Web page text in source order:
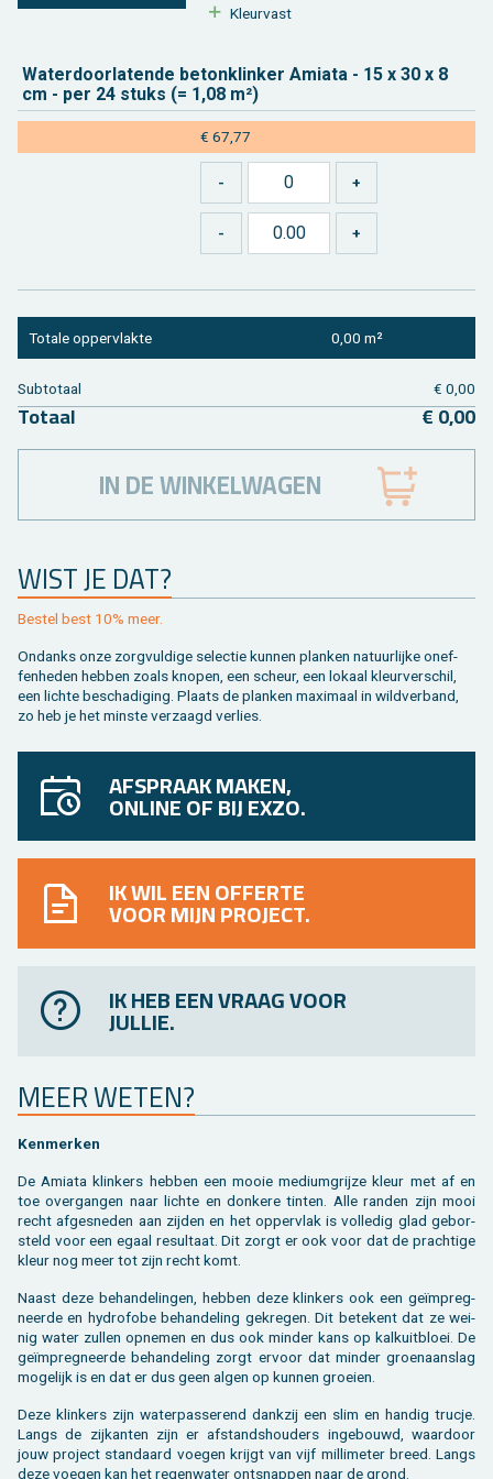
Kleur­vast
Wa­ter­door­la­ten­de be­ton­klin­ker Ami­a­ta - 15 x 30 x 8
cm - per 24 stuks (= 1,08 m²)
€ 67,77
WIST JE DAT?
Be­stel best 10% meer.
On­danks onze zorg­vul­di­ge se­lec­tie kun­nen plan­ken na­tuur­lij­ke on­ef­
fen­he­den heb­ben zoals kno­pen, een scheur, een lo­kaal kleur­ver­schil,
een lich­te be­scha­di­ging. Plaats de plan­ken maxi­maal in wild­ver­band,
zo heb je het min­ste ver­zaagd ver­lies.
To­ta­le op­per­vlak­te 0,00 m²
Sub­to­taal € 0,00
To­taal € 0,00
IN DE WINKELWAGEN
AFSPRAAK MAKEN,
ONLINE OF BIJ EXZO.
IK WIL EEN OFFERTE
VOOR MIJN PROJECT.
IK HEB EEN VRAAG VOOR
JULLIE.
MEER WETEN?
Ken­mer­ken
De Ami­a­ta klin­kers heb­ben een mooie me­di­um­grij­ze kleur met af en
toe over­gan­gen naar lich­te en don­ke­re tin­ten. Alle ran­den zijn mooi
recht af­ge­sne­den aan zij­den en het op­per­vlak is vol­le­dig glad ge­bor­
steld voor een egaal re­sul­taat. Dit zorgt er ook voor dat de prach­ti­ge
kleur nog meer tot zijn recht komt.
Naast deze be­han­de­lin­gen, heb­ben deze klin­kers ook een geïmpreg­
neer­de en hy­dro­fo­be be­han­de­ling ge­kre­gen. Dit be­te­kent dat ze wei­
nig water zul­len op­ne­men en dus ook min­der kans op kalkuit­bloei. De
geïmpreg­neer­de be­han­de­ling zorgt er­voor dat min­der groen­aan­slag
mo­ge­lijk is en dat er dus geen algen op kun­nen groei­en.
Deze klin­kers zijn wa­ter­pas­se­rend dank­zij een slim en han­dig truc­je.
Langs de zij­kan­ten zijn er af­stands­hou­ders in­ge­bouwd, waar­door
jouw pro­ject stan­daard voe­gen krijgt van vijf mil­li­me­ter breed. Langs
deze voe­gen kan het re­gen­wa­ter ont­snap­pen naar de grond.